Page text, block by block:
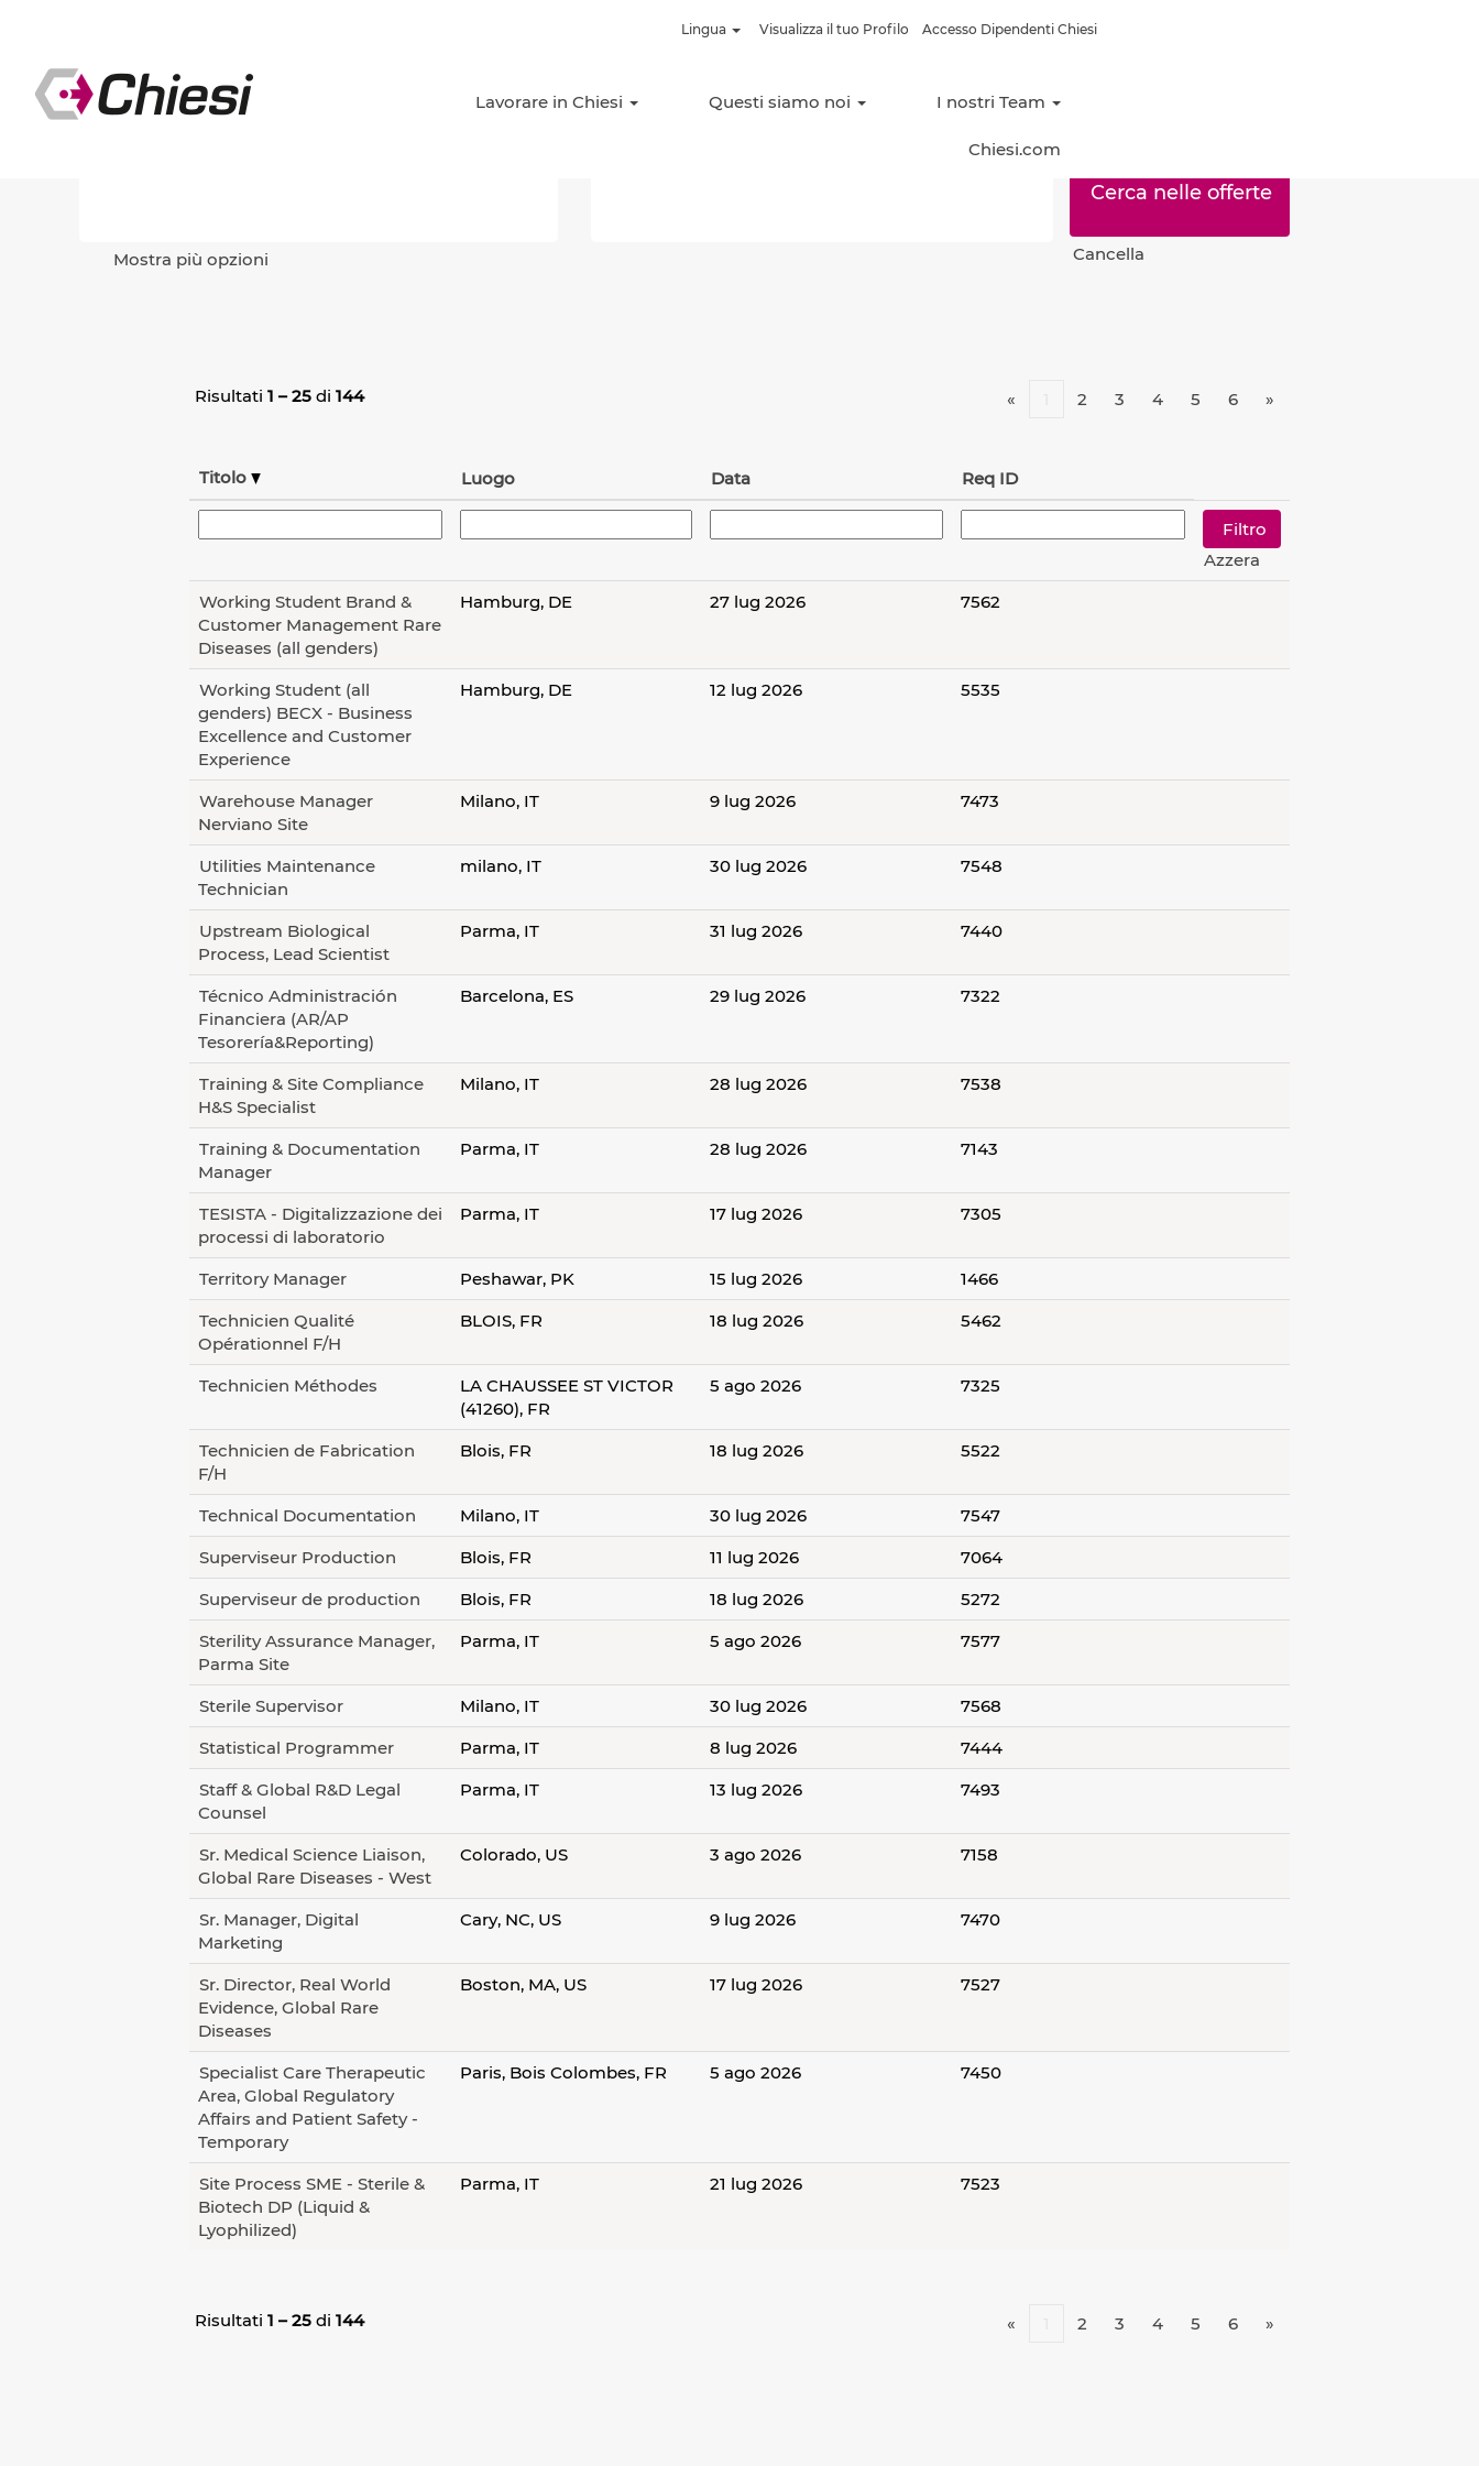
Lingua Visualizza il tuo Profilo Accesso Dipendenti Chiesi
Lavorare in Chiesi Questi siamo noi I nostri Team
Chiesi.com
Risultati di ricerca per
Mostra più opzioni Cancella
Risultati 1 – 25 di 144 « 2 3 4 5 6 »
Titolo Luogo Data Req ID
Azzera
Working Student Brand &
Customer Management Rare
Diseases (all genders)
Hamburg, DE 27 lug 2026 7562
Working Student (all
genders) BECX - Business
Excellence and Customer
Experience
Hamburg, DE 12 lug 2026 5535
Warehouse Manager
Nerviano Site
Milano, IT 9 lug 2026 7473
Utilities Maintenance
Technician
milano, IT 30 lug 2026 7548
Upstream Biological
Process, Lead Scientist
Parma, IT 31 lug 2026 7440
Técnico Administración
Financiera (AR/AP
Tesorería&Reporting)
Barcelona, ES 29 lug 2026 7322
Training & Site Compliance
H&S Specialist
Milano, IT 28 lug 2026 7538
Training & Documentation
Manager
Parma, IT 28 lug 2026 7143
TESISTA - Digitalizzazione dei
processi di laboratorio
Parma, IT 17 lug 2026 7305
Territory Manager Peshawar, PK 15 lug 2026
1466
Technicien Qualité
Opérationnel F/H
BLOIS, FR 18 lug 2026 5462
Technicien Méthodes
LA CHAUSSEE ST VICTOR
(41260), FR
5 ago 2026 7325
Technicien de Fabrication
F/H
Blois, FR 18 lug 2026 5522
Technical Documentation Milano, IT 30 lug 2026
7547
Superviseur Production
Blois, FR 11 lug 2026
7064
Superviseur de production
Blois, FR 18 lug 2026
5272
Sterility Assurance Manager,
Parma Site
Parma, IT 5 ago 2026 7577
Sterile Supervisor Milano, IT 30 lug 2026
7568
Statistical Programmer
Parma, IT 8 lug 2026
7444
Staff & Global R&D Legal
Counsel
Parma, IT 13 lug 2026 7493
Sr. Medical Science Liaison,
Global Rare Diseases - West
Colorado, US 3 ago 2026 7158
Sr. Manager, Digital
Marketing
Cary, NC, US 9 lug 2026 7470
Sr. Director, Real World
Evidence, Global Rare
Diseases
Boston, MA, US 17 lug 2026 7527
Specialist Care Therapeutic
Area, Global Regulatory
Affairs and Patient Safety -
Temporary
Paris, Bois Colombes, FR 5 ago 2026 7450
Site Process SME - Sterile &
Biotech DP (Liquid &
Lyophilized)
Parma, IT 21 lug 2026 7523
Risultati 1 – 25 di 144 « 2 3 4 5 6 »